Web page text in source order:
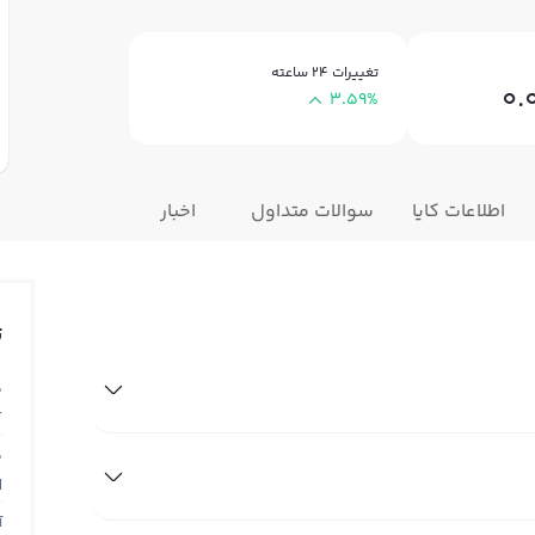
تغییرات ۲۴ ساعته
3.59%
اطلاعات کایا سوالات متداول اخبار